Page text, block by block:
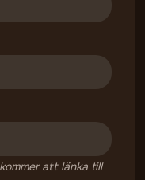
att länka till